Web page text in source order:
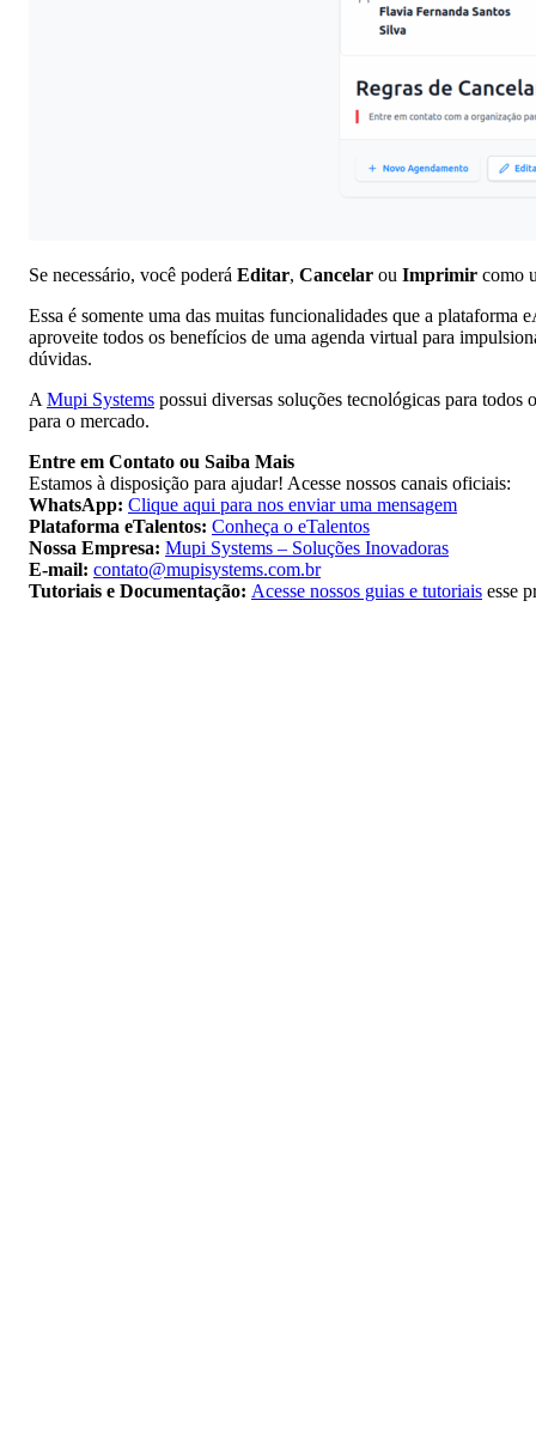
Se necessário, você poderá Editar, Cancelar ou Imprimir como
Essa é somente uma das muitas funcionalidades que a plataforma
aproveite todos os benefícios de uma agenda virtual para
dúvidas.
A Mupi Systems possui diversas soluções tecnológicas para todos
para o mercado.
Entre em Contato ou Saiba Mais
Estamos à disposição para ajudar! Acesse nossos canais oficiais:
WhatsApp: Clique aqui para nos enviar uma mensagem
Plataforma eTalentos: Conheça o eTalentos
Nossa Empresa: Mupi Systems – Soluções Inovadoras
E-mail: contato@mupisystems.com.br
Tutoriais e Documentação: Acesse nossos guias e tutoriais esse